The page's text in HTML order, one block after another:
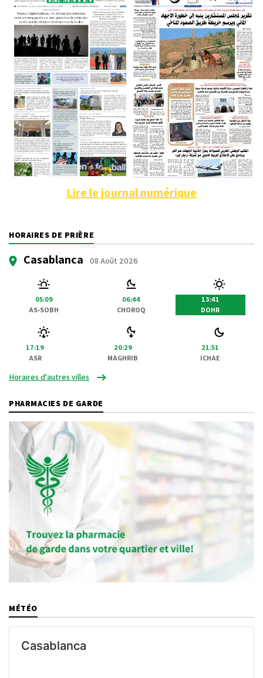
Lire le journal numérique
HORAIRES DE PRIÈRE
Casablanca 08 Août 2026
05:09
AS-SOBH
06:44
CHOROQ
13:41
DOHR
17:19
ASR
20:29
MAGHRIB
21:51
ICHAE
Horaires d'autres villes
PHARMACIES DE GARDE
MÉTÉO
Casablanca